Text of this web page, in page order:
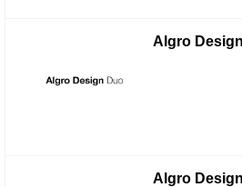
Algro
Algro